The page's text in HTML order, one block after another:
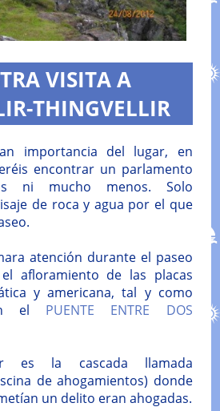
VISITA A
THINGVELLIR
importancia del lugar, en
encontrar un parlamento
ni mucho menos. Solo
de roca y agua por el que
atención durante el paseo
afloramiento de las placas
y americana, tal y como
el PUENTE ENTRE DOS
es la cascada llamada
de ahogamientos) donde
un delito eran ahogadas.